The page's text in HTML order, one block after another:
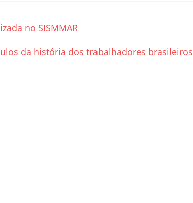
no SISMMAR
da história dos trabalhadores brasileiros